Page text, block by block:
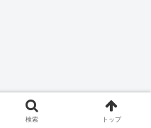
検索 トップ